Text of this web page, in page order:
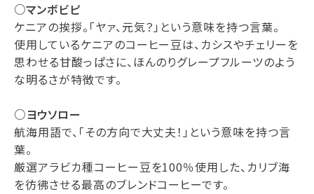
○マンボビピ
ケニアの挨拶。「ヤァ、元気？」という意味を持つ言葉。
使用しているケニアのコーヒー豆は、カシスやチェリーを
思わせる甘酸っぱさに、ほんのりグレープフルーツのよう
な明るさが特徴です。
○ヨウソロー
航海用語で、「その方向で大丈夫！」という意味を持つ言
葉。
厳選アラビカ種コーヒー豆を100％使用した、カリブ海
を彷彿させる最高のブレンドコーヒーです。